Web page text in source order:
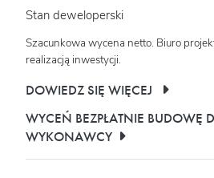
Stan deweloperski
Szacunkowa wycena netto. Biuro
realizacją inwestycji.
DOWIEDZ SIĘ WIĘCEJ
WYCEŃ BEZPŁATNIE BUDOWĘ
WYKONAWCY